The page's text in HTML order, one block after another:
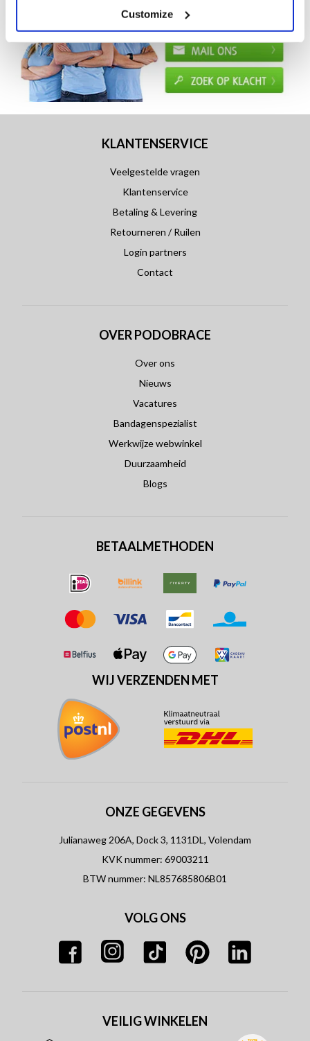
Customize
KLANTENSERVICE
Veelgestelde vragen
Klantenservice
Betaling & Levering
Retourneren / Ruilen
Login partners
Contact
OVER PODOBRACE
Over ons
Nieuws
Vacatures
Bandagenspezialist
Werkwijze webwinkel
Duurzaamheid
Blogs
BETAALMETHODEN
WIJ VERZENDEN MET
ONZE GEGEVENS
Julianaweg 206A, Dock 3, 1131DL, Volendam
KVK nummer: 69003211
BTW nummer: NL857685806B01
VOLG ONS
VEILIG WINKELEN